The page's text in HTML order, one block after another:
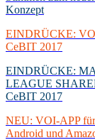
Konzept
EINDRÜCKE:
CeBIT 2017
EINDRÜCKE:
LEAGUE
CeBIT 2017
NEU: VOI-APP
Android und